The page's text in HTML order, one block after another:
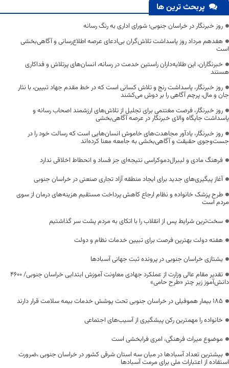
پربحث ترین ها
روز خبرنگار در خراسان جنوبی؛ شورای اداری به رنگ رسانه
هفدهم مرداد روز پاسداشت تلاش‌گران بی‌ادعای عرصه اطلاع‌رسانی و آگاهی‌بخشی
است
خبرنگاران، این طلایه‌داران راستین خدمت در رسانه، انسان‌های پرتلاش و فداکاری
هستند
روز خبرنگار، پاسداشت رنج و تلاش کسانی است که در خط مقدم جهاد تبیین، با نثار
جان و مال، پرچم آگاهی را بر دوش می‌کشند
روز خبرنگار، فرصت مغتنمی برای تجلیل از تلاش‌های ارزشمند اصحاب رسانه و
پاسداشت جایگاه والای خبرنگار در عرصه آگاهی‌بخشی
روز خبرنگار، یادآور مجاهدت‌های خاموش انسان‌هایی است که رسالت خود را در
جست‌وجوی حقیقت و آگاهی‌بخشی به جامعه معنا کرده‌اند
فرهنگ مادی و لیبرال‌دموکراسی نتیجه‌ای جز فساد و انحطاط اخلاقی ندارد
آغاز پیگیری‌های جدید برای ایجاد منطقه آزاد تجاری صنعتی در خراسان جنوبی
طرح پزشک خانواده و نظام ارجاع کاهش پرداخت مستقیم هزینه‌های درمان از سوی
مردم است
سخت‌ترین شرایط پس از انقلاب را با اتکای به مردم پشت سر گذاشتیم
هفته دولت بهترین فرصت برای تبیین خدمات نظام و دولت
یشتازی خراسان جنوبی در پرونده ثبت جهانی آسبادها
تقدیر مقام عالی وزارت از عملکرد جهادی معاونت آموزش ابتدایی خراسان جنوبی/ ۴۶۰۰
دانش‌آموز زیر چتر «طرح حامی»
۱۸۵ بیمار هموفیلی در خراسان جنوبی تحت پوشش خدمات بیمه سلامت قرار دارند
خانواده را مهمترین رکن پیشگیری از آسیب‌های اجتماعی
موضوع میراث فرهنگی، امری فرابخشی است
بیشترین تعداد آسبادها در میان سه استان شرقی کشور در خراسان جنوبی ،ضرورت
استفاده از اعتبارات ملی برای مرمت آسبادها